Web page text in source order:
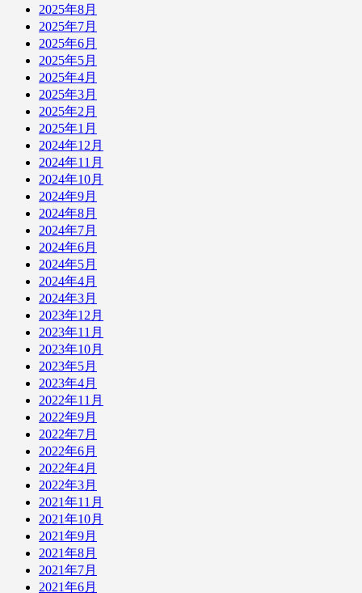
2025年8月
2025年7月
2025年6月
2025年5月
2025年4月
2025年3月
2025年2月
2025年1月
2024年12月
2024年11月
2024年10月
2024年9月
2024年8月
2024年7月
2024年6月
2024年5月
2024年4月
2024年3月
2023年12月
2023年11月
2023年10月
2023年5月
2023年4月
2022年11月
2022年9月
2022年7月
2022年6月
2022年4月
2022年3月
2021年11月
2021年10月
2021年9月
2021年8月
2021年7月
2021年6月